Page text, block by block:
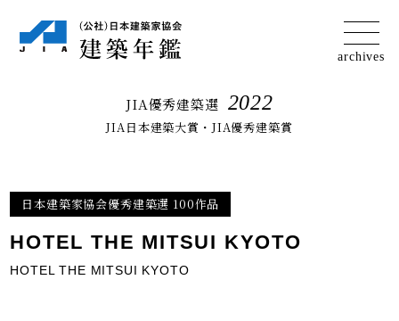
JIA優秀建築選 2022
JIA日本建築大賞・JIA優秀建築賞
日本建築家協会優秀建築選 100作品
HOTEL THE MITSUI KYOTO
HOTEL THE MITSUI KYOTO